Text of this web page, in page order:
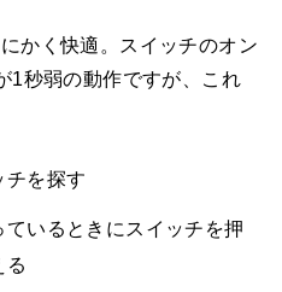
かく快適。スイッチのオン
1秒弱の動作ですが、これ
チを探す
いるときにスイッチを押
る